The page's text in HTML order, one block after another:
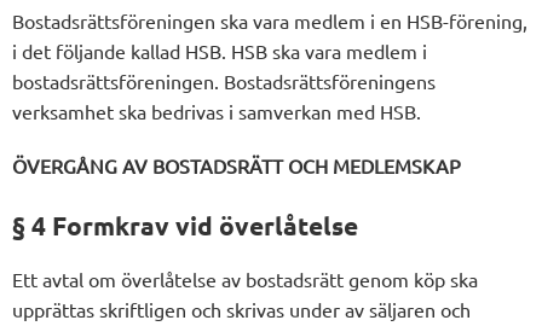
Bostadsrättsföreningen ska vara medlem i en HSB-förening,
i det följande kallad HSB. HSB ska vara medlem i
bostadsrättsföreningen. Bostadsrättsföreningens
verksamhet ska bedrivas i samverkan med HSB.
ÖVERGÅNG AV BOSTADSRÄTT OCH MEDLEMSKAP
§ 4 Formkrav vid överlåtelse
Ett avtal om överlåtelse av bostadsrätt genom köp ska
upprättas skriftligen och skrivas under av säljaren och